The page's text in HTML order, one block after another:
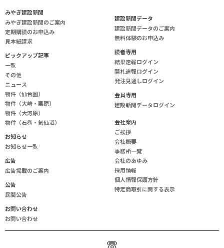
みやぎ建設新聞
みやぎ建設新聞のご案内
定期購読のお申込み
見本紙請求
ピックアップ記事
一覧
その他
ニュース
物件（仙台圏）
物件（大崎・栗原）
物件（大河原）
物件（石巻・気仙沼）
お知らせ
お知らせ一覧
広告
広告掲載のご案内
公告
民間公告
お問い合わせ
お問い合わせ
建設新聞データ
建設新聞データのご案内
無料体験のお申込み
読者専用
結果速報ログイン
開札速報ログイン
発注見通しログイン
会員専用
建設新聞データログイン
会社案内
ご挨拶
会社概要
事務所一覧
会社のあゆみ
採用情報
個人情報保護方針
特定商取引に関する表示